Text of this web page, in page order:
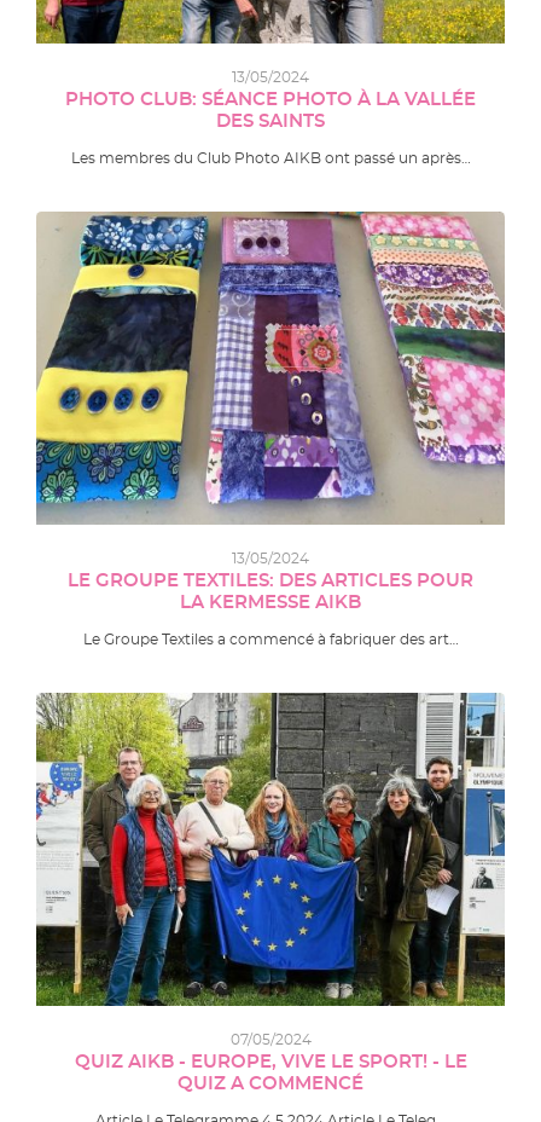
13/05/2024
PHOTO CLUB: SÉANCE PHOTO À LA VALLÉE
DES SAINTS
Les membres du Club Photo AIKB ont passé un après…
13/05/2024
LE GROUPE TEXTILES: DES ARTICLES POUR
LA KERMESSE AIKB
Le Groupe Textiles a commencé à fabriquer des art…
07/05/2024
QUIZ AIKB - EUROPE, VIVE LE SPORT! - LE
QUIZ A COMMENCÉ